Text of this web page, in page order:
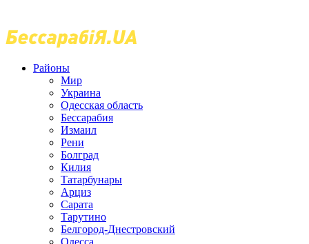
Районы
Мир
Украина
Одесская область
Бессарабия
Измаил
Рени
Болград
Килия
Татарбунары
Арциз
Сарата
Тарутино
Белгород-Днестровский
Одесса